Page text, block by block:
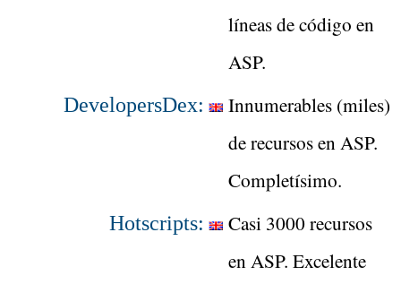
líneas de código en
ASP.
DevelopersDex:
Innumerables (miles)
de recursos en ASP.
Completísimo.
Hotscripts:
Casi 3000 recursos
en ASP. Excelente